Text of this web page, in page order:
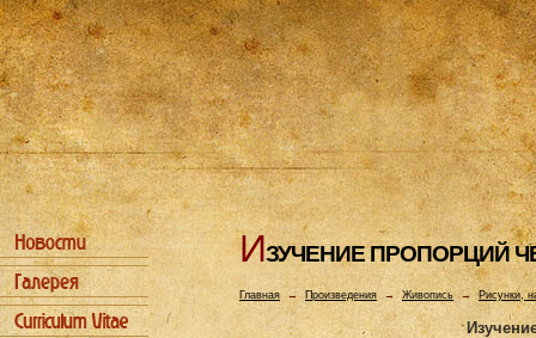
ИЗУЧЕHИЕ ПРОПОРЦИЙ
Главная→ Произведения → Живопись→Рисунки,